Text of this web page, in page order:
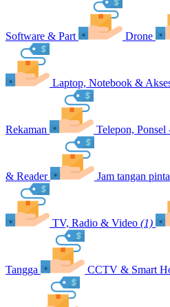
Software & Part Drone
Laptop, Notebook &
Rekaman Telepon, Ponsel
& Reader Jam tangan
TV, Radio & Video (1)
Tangga CCTV & Smart